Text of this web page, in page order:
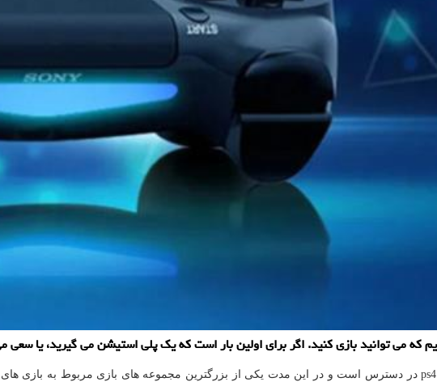
ps4در دسترس است و در این مدت یکی از بزرگترین مجموعه های بازی مربوط به بازی های